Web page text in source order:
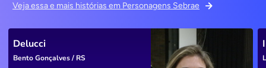
Veja essa e mais histórias em Personagens Sebrae
Delucci
Bento Gonçalves / RS